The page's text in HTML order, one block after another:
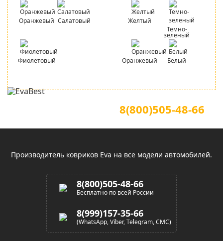
Оранжевый Салатовый
Фиолетовый
Желтый
Темно-
зеленый
Оранжевый Белый
8(800)505-48-66
Производитель ковриков Eva на все модели автомобилей.
8(800)505-48-66
Бесплатно по всей России
8(999)157-35-66
(WhatsApp, Viber, Telegram, СМС)